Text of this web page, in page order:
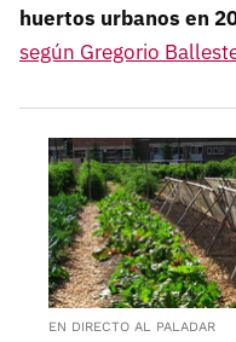
huertos urbanos en
según Gregorio
EN DIRECTO AL PALADAR